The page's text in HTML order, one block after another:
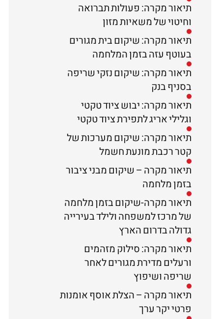
תיאור מקרה: פעולות תברואה
וחיטוי של משאיות מזון
תיאור מקרה: שיקום בית מגורים
בעוטף עזה בזמן המלחמה
תיאור מקרה: שיקום נזקי שריפה
בסניף בנק
תיאור מקרה: יבוש ציוד טקטי
וגלילי אריג לתפירת ציוד טקטי
תיאור מקרה: שיקום מערכות של
קטר רכבת מונעת חשמל
תיאור מקרה – שיקום מבני ציבור
בזמן מלחמה
תיאור מקרה-שיקום בזמן מלחמה
של מרכז למשפחה ולילד בעירייה
גדולה בדרום הארץ
תיאור מקרה: סילוק מזהמים
ורעלים מדירת מגורים לאחר
שריפה ושיפוץ
תיאור מקרה – הצלת אוסף אומנות
פרטי יקר ערך